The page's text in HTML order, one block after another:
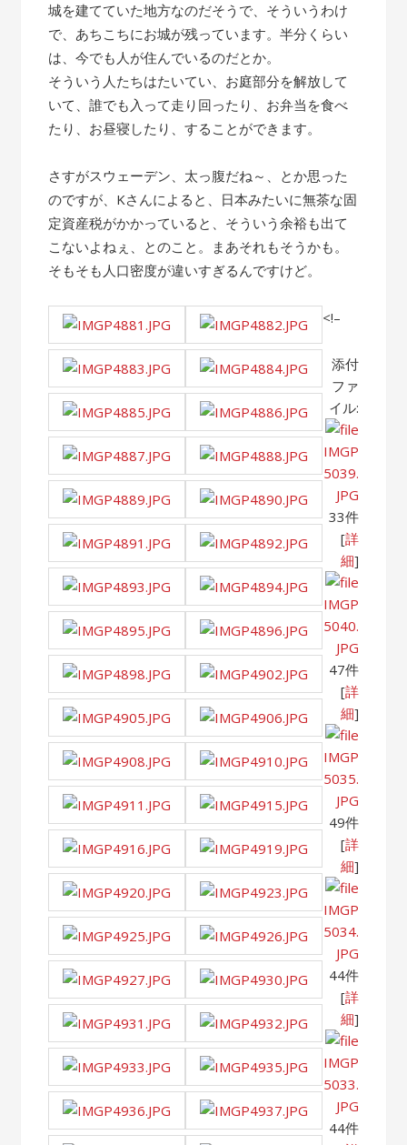
城を建てていた地方なのだそうで、そういうわけ
で、あちこちにお城が残っています。半分くらい
は、今でも人が住んでいるのだとか。
そういう人たちはたいてい、お庭部分を解放して
いて、誰でも入って走り回ったり、お弁当を食べ
たり、お昼寝したり、することができます。
さすがスウェーデン、太っ腹だね～、とか思った
のですが、Kさんによると、日本みたいに無茶な固
定資産税がかかっていると、そういう余裕も出て
こないよねぇ、とのこと。まあそれもそうかも。
そもそも人口密度が違いすぎるんですけど。
<!–
添付
ファ
イル:
IMGP
5039.
JPG
33件
[詳
細]
IMGP
5040.
JPG
47件
[詳
細]
IMGP
5035.
JPG
49件
[詳
細]
IMGP
5034.
JPG
44件
[詳
細]
IMGP
5033.
JPG
44件